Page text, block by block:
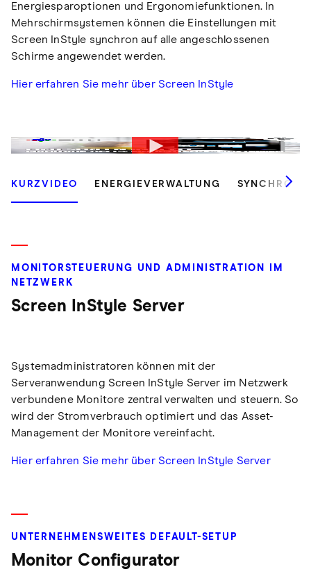
Energiesparoptionen und Ergonomiefunktionen. In
Mehrschirmsystemen können die Einstellungen mit
Screen InStyle synchron auf alle angeschlossenen
Schirme angewendet werden.
Hier erfahren Sie mehr über Screen InStyle
KURZVIDEO ENERGIEVERWALTUNG
MONITORSTEUERUNG UND ADMINISTRATION IM
NETZWERK
Screen InStyle Server
Systemadministratoren können mit der
Serveranwendung Screen InStyle Server im Netzwerk
verbundene Monitore zentral verwalten und steuern. So
wird der Stromverbrauch optimiert und das Asset-
Management der Monitore vereinfacht.
Hier erfahren Sie mehr über Screen InStyle Server
UNTERNEHMENSWEITES DEFAULT-SETUP
Monitor Configurator